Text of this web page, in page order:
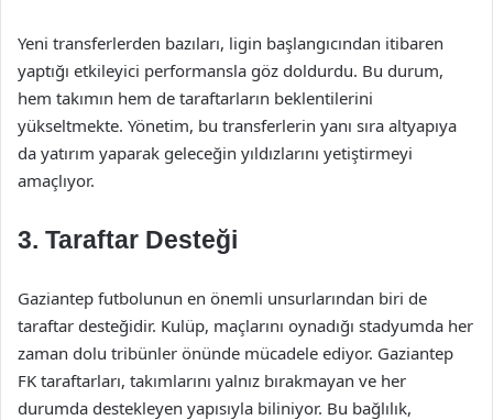
Yeni transferlerden bazıları, ligin başlangıcından itibaren
yaptığı etkileyici performansla göz doldurdu. Bu durum,
hem takımın hem de taraftarların beklentilerini
yükseltmekte. Yönetim, bu transferlerin yanı sıra altyapıya
da yatırım yaparak geleceğin yıldızlarını yetiştirmeyi
amaçlıyor.
3. Taraftar Desteği
Gaziantep futbolunun en önemli unsurlarından biri de
taraftar desteğidir. Kulüp, maçlarını oynadığı stadyumda her
zaman dolu tribünler önünde mücadele ediyor. Gaziantep
FK taraftarları, takımlarını yalnız bırakmayan ve her
durumda destekleyen yapısıyla biliniyor. Bu bağlılık,